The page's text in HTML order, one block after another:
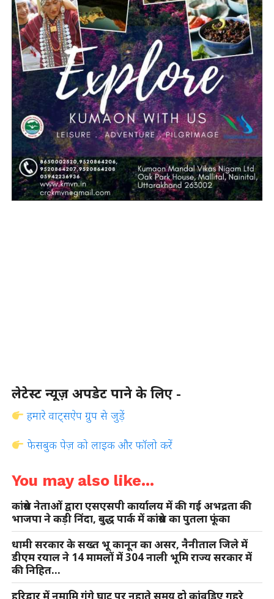
लेटेस्ट न्यूज़ अपडेट पाने के लिए -
हमारे वाट्सऐप ग्रुप से जुड़ें
फेसबुक पेज़ को लाइक और फॉलो करें
You may also like...
कांग्रेस नेताओं द्वारा एसएसपी कार्यालय में की गई अभद्रता की
भाजपा ने कड़ी निंदा, बुद्ध पार्क में कांग्रेस का पुतला फूंका
धामी सरकार के सख्त भू कानून का असर, नैनीताल जिले में
डीएम रयाल ने 14 मामलों में 304 नाली भूमि राज्य सरकार में
की निहित…
हरिद्वार में नमामि गंगे घाट पर नहाते समय दो कांवड़िए गहरे